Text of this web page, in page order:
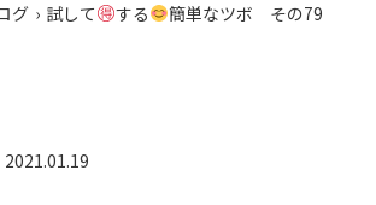
グ › 試して する 簡単なツボ その79
2021.01.19